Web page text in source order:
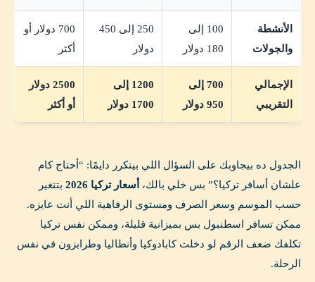
الأنشطة
والجولات
100 إلى
180 دولار
250 إلى 450
دولار
700 دولار أو
أكثر
الإجمالي
التقريبي
700 إلى
950 دولار
1200 إلى
1700 دولار
2500 دولار
أو أكثر
الجدول ده بيجاوبك على السؤال اللي بيتكرر دايمًا: “أحتاج كام
علشان أسافر تركيا؟” بس خلي بالك،
أسعار تركيا 2026
بتتغير
حسب الموسم وسعر الصرف ومستوى الرفاهية اللي أنت عايزه.
ممكن تسافر اسطنبول بس بميزانية قليلة، وممكن نفس تركيا
تكلفك ضعف الرقم لو دخلت كابادوكيا وأنطاليا وطرابزون في نفس
الرحلة.